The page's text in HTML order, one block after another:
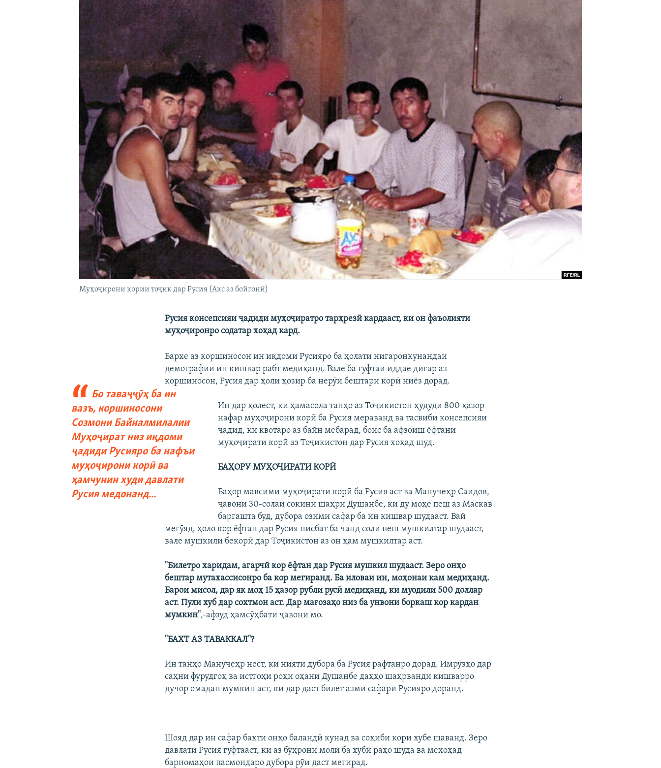
Муҳоҷирони кории тоҷик дар Русия (Акс аз бойгонӣ)
Русия консепсияи ҷадиди муҳоҷиратро тарҳрезӣ кардааст, ки он фаъолияти
муҳоҷиронро содатар хоҳад кард.
Бархе аз коршиносон ин иқдоми Русияро ба ҳолати нигаронкунандаи
демографии ин кишвар рабт медиҳанд. Вале ба гуфтаи иддае дигар аз
коршиносон, Русия дар ҳоли ҳозир ба нерӯи бештари корӣ ниёз дорад.
Бо таваҷҷӯҳ ба ин
вазъ, коршиносони
Созмони Байналмилалии
Муҳоҷират низ иқдоми
ҷадиди Русияро ба нафъи
муҳоҷирони корӣ ва
ҳамчунин худи давлати
Русия медонанд...
Ин дар ҳолест, ки ҳамасола танҳо аз Тоҷикистон ҳудуди 800 ҳазор
нафар муҳоҷирони корӣ ба Русия мераванд ва тасвиби консепсияи
ҷадид, ки квотаро аз байн мебарад, боис ба афзоиш ёфтани
муҳоҷирати корӣ аз Тоҷикистон дар Русия хоҳад шуд.
БАҲОРУ МУҲОҶИРАТИ КОРӢ
Баҳор мавсими муҳоҷирати корӣ ба Русия аст ва Манучеҳр Саидов,
ҷавони 30-солаи сокини шаҳри Душанбе, ки ду моҳе пеш аз Маскав
баргашта буд, дубора озими сафар ба ин кишвар шудааст. Вай
мегӯяд, ҳоло кор ёфтан дар Русия нисбат ба чанд соли пеш мушкилтар шудааст,
вале мушкили бекорӣ дар Тоҷикистон аз он ҳам мушкилтар аст.
"Билетро харидам, агарчӣ кор ёфтан дар Русия мушкил шудааст. Зеро онҳо
бештар мутахассисонро ба кор мегиранд. Ба иловаи ин, моҳонаи кам медиҳанд.
Барои мисол, дар як моҳ 15 ҳазор рубли русӣ медиҳанд, ки муодили 500 доллар
аст. Пули хуб дар сохтмон аст. Дар мағозаҳо низ ба унвони боркаш кор кардан
мумкин",-афзуд ҳамсӯҳбати ҷавони мо.
"БАХТ АЗ ТАВАККАЛ"?
Ин танҳо Манучеҳр нест, ки нияти дубора ба Русия рафтанро дорад. Имрӯзҳо дар
саҳни фурудгоҳ ва истгоҳи роҳи оҳани Душанбе даҳҳо шаҳрванди кишварро
дучор омадан мумкин аст, ки дар даст билет азми сафари Русияро доранд.
Шояд дар ин сафар бахти онҳо баландӣ кунад ва соҳиби кори хубе шаванд. Зеро
давлати Русия гуфтааст, ки аз бӯҳрони молӣ ба хубӣ раҳо шуда ва мехоҳад
барномаҳои пасмондаро дубора рӯи даст мегирад.